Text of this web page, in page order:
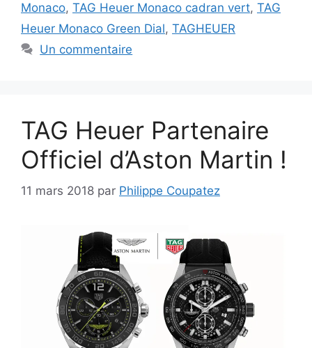
Monaco, TAG Heuer Monaco cadran vert, TAG
Heuer Monaco Green Dial, TAGHEUER
Un commentaire
TAG Heuer Partenaire
Officiel d’Aston Martin !
11 mars 2018 par Philippe Coupatez